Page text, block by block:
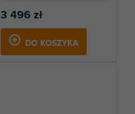
3 496 zł
DO KOSZYKA